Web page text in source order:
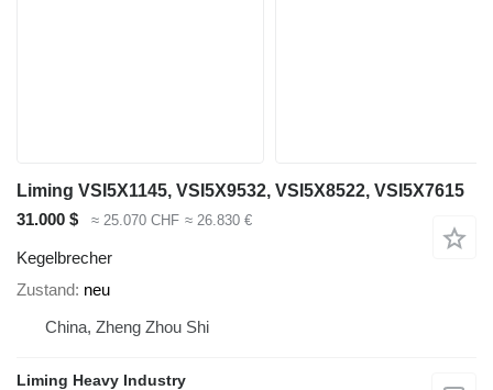
Liming VSI5X1145, VSI5X9532, VSI5X8522, VSI5X7615
31.000 $
≈ 25.070 CHF ≈ 26.830 €
Kegelbrecher
Zustand neu
China, Zheng Zhou Shi
Liming Heavy Industry